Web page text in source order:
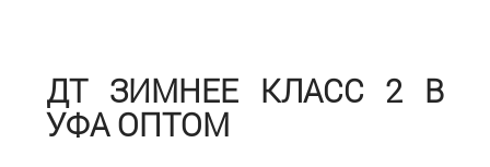
ДТ ЗИМНЕЕ КЛАСС 2 В
УФА ОПТОМ